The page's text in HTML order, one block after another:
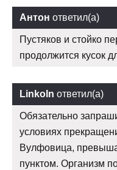
Антон ответил(а)
Пустяков и стойко
продолжится кусок
Linkoln ответил(а)
Обязательно
условиях
Вулфовица,
пунктом. Организм